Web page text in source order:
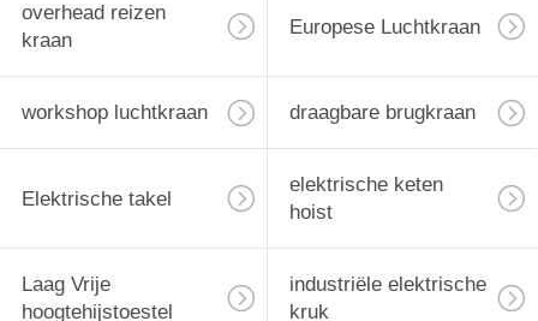
overhead reizen
kraan
Europese Luchtkraan
workshop luchtkraan draagbare brugkraan
Elektrische takel
elektrische keten
hoist
Laag Vrije
hoogtehijstoestel
industriële elektrische
kruk